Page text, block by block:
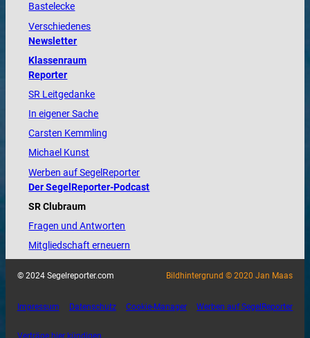
Bastelecke
Verschiedenes
Newsletter
Klassenraum
Reporter
SR Leitgedanke
In eigener Sache
Carsten Kemmling
Michael Kunst
Werben auf SegelReporter
Der SegelReporter-Podcast
SR Clubraum
Fragen und Antworten
Mitgliedschaft erneuern
© 2024 Segelreporter.com Bildhintergrund © 2020 Jan Maas
Impressum Datenschutz Cookie-Manager Werben auf SegelReporter